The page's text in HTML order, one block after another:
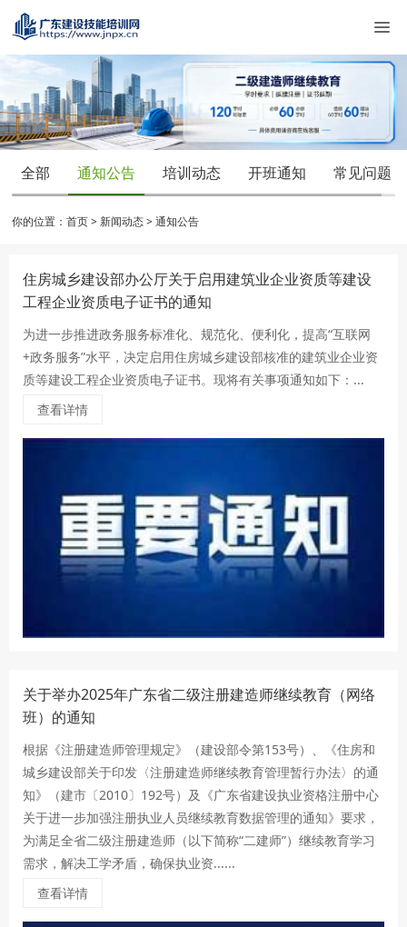
全部 通知公告 培训动态 开班通知 常见问题
你的位置：首页>新闻动态>通知公告
住房城乡建设部办公厅关于启用建筑业企业资质等建设
工程企业资质电子证书的通知
为进一步推进政务服务标准化、规范化、便利化，提高“互联网
+政务服务”水平，决定启用住房城乡建设部核准的建筑业企业资
质等建设工程企业资质电子证书。现将有关事项通知如下：...
查看详情
关于举办2025年广东省二级注册建造师继续教育（网络
班）的通知
根据《注册建造师管理规定》（建设部令第153号）、《住房和
城乡建设部关于印发〈注册建造师继续教育管理暂行办法〉的通
知》（建市〔2010〕192号）及《广东省建设执业资格注册中心
关于进一步加强注册执业人员继续教育数据管理的通知》要求，
为满足全省二级注册建造师（以下简称“二建师”）继续教育学习
需求，解决工学矛盾，确保执业资......
查看详情